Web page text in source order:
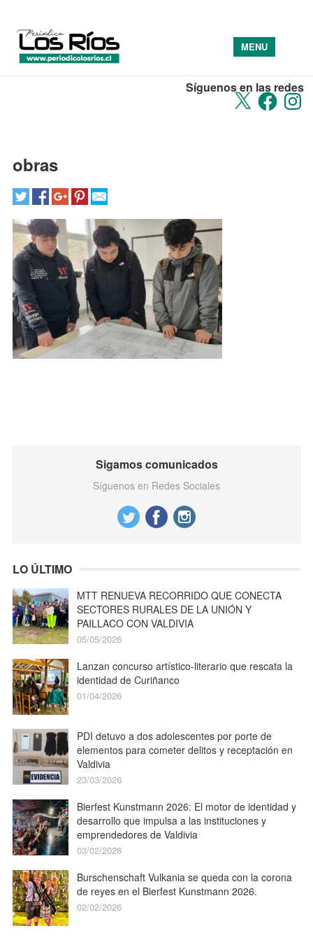
Síguenos en las redes
X Facebook
MENU
obras
Sigamos comunicados
Síguenos en Redes Sociales
LO ÚLTIMO
MTT RENUEVA RECORRIDO QUE CONECTA
SECTORES RURALES DE LA UNIÓN Y
PAILLACO CON VALDIVIA
05/05/2026
Lanzan concurso artístico-literario que rescata la
identidad de Curiñanco
01/04/2026
PDI detuvo a dos adolescentes por porte de
elementos para cometer delitos y receptación en
Valdivia
23/03/2026
Bierfest Kunstmann 2026: El motor de identidad y
desarrollo que impulsa a las instituciones y
emprendedores de Valdivia
03/02/2026
Burschenschaft Vulkania se queda con la corona
de reyes en el Bierfest Kunstmann 2026.
02/02/2026